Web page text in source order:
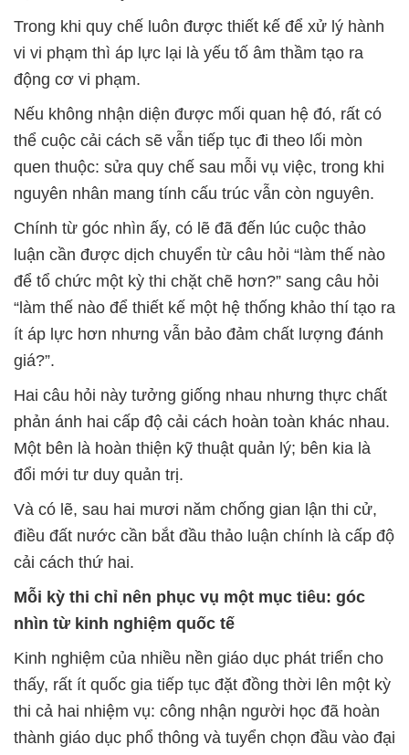
Trong khi quy chế luôn được thiết kế để xử lý hành
vi vi phạm thì áp lực lại là yếu tố âm thầm tạo ra
động cơ vi phạm.
Nếu không nhận diện được mối quan hệ đó, rất có
thể cuộc cải cách sẽ vẫn tiếp tục đi theo lối mòn
quen thuộc: sửa quy chế sau mỗi vụ việc, trong khi
nguyên nhân mang tính cấu trúc vẫn còn nguyên.
Chính từ góc nhìn ấy, có lẽ đã đến lúc cuộc thảo
luận cần được dịch chuyển từ câu hỏi “làm thế nào
để tổ chức một kỳ thi chặt chẽ hơn?” sang câu hỏi
“làm thế nào để thiết kế một hệ thống khảo thí tạo ra
ít áp lực hơn nhưng vẫn bảo đảm chất lượng đánh
giá?”.
Hai câu hỏi này tưởng giống nhau nhưng thực chất
phản ánh hai cấp độ cải cách hoàn toàn khác nhau.
Một bên là hoàn thiện kỹ thuật quản lý; bên kia là
đổi mới tư duy quản trị.
Và có lẽ, sau hai mươi năm chống gian lận thi cử,
điều đất nước cần bắt đầu thảo luận chính là cấp độ
cải cách thứ hai.
Mỗi kỳ thi chỉ nên phục vụ một mục tiêu: góc
nhìn từ kinh nghiệm quốc tế
Kinh nghiệm của nhiều nền giáo dục phát triển cho
thấy, rất ít quốc gia tiếp tục đặt đồng thời lên một kỳ
thi cả hai nhiệm vụ: công nhận người học đã hoàn
thành giáo dục phổ thông và tuyển chọn đầu vào đại